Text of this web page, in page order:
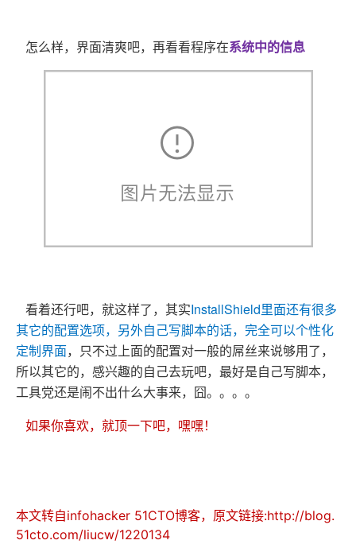
怎么样，界面清爽吧，再看看程序在系统中的信息
看着还行吧，就这样了，其实InstallShield里面还有很多
其它的配置选项，另外自己写脚本的话，完全可以个性化
定制界面，只不过上面的配置对一般的屌丝来说够用了，
所以其它的，感兴趣的自己去玩吧，最好是自己写脚本，
工具党还是闹不出什么大事来，囧。。。。
如果你喜欢，就顶一下吧，嘿嘿！
本文转自infohacker 51CTO博客，原文链接:http://blog.
51cto.com/liucw/1220134